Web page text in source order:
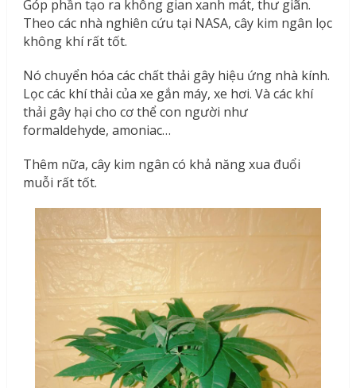
Góp phần tạo ra không gian xanh mát, thư giãn.
Theo các nhà nghiên cứu tại NASA, cây kim ngân lọc
không khí rất tốt.
Nó chuyển hóa các chất thải gây hiệu ứng nhà kính.
Lọc các khí thải của xe gắn máy, xe hơi. Và các khí
thải gây hại cho cơ thể con người như
formaldehyde, amoniac…
Thêm nữa, cây kim ngân có khả năng xua đuổi
muỗi rất tốt.